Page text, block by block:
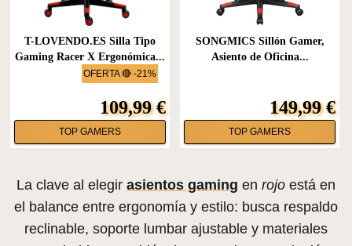
OFERTA 🔴 -21%
T-LOVENDO.ES Silla Tipo
Gaming Racer X Ergonómica...
109,99 €
TOP GAMERS
SONGMICS Sillón Gamer,
Asiento de Oficina...
149,99 €
TOP GAMERS
La clave al elegir asientos gaming en rojo está en
el balance entre ergonomía y estilo: busca respaldo
reclinable, soporte lumbar ajustable y materiales